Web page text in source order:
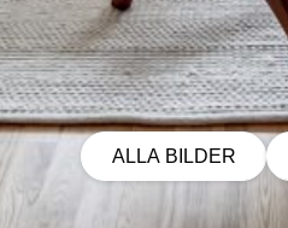
ALLA BILDER